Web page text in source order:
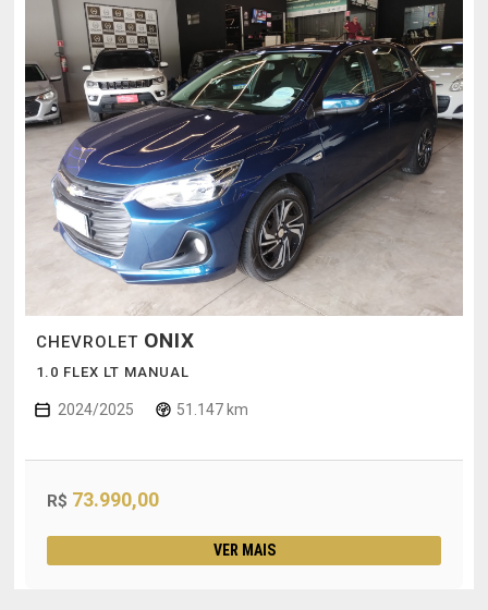
CHEVROLET ONIX
1.0 FLEX LT MANUAL
2024/2025 51.147 km
R$ 73.990,00
VER MAIS